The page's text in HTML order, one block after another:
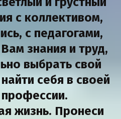
с коллективом,
с педагогами,
знания и труд,
выбрать свой
себя в своей
жизнь. Пронеси